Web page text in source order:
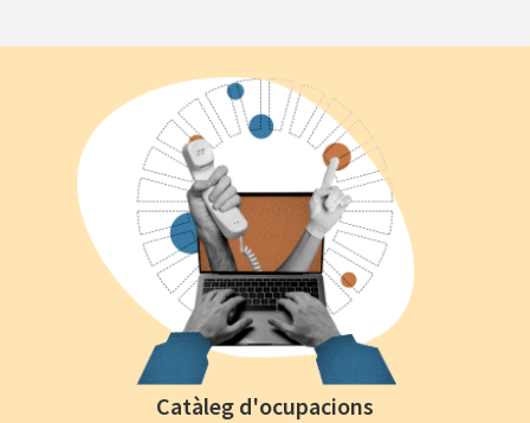
Catàleg d'ocupacions